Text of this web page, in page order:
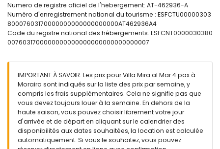
Chambres et salles de bain
2 chambres avec climatisation, chacune avec lit double et
salle de bain en suite
Salle de bain en suite avec lavabo simple, douche et
Extérieur de la villa
Terrain clôturé
Piscine privée en forme de rein mesurant 7m x 4m
Jardin avec arbres et mobilier de jardin avec transats
2 terrasses, dont 1 couverte
Barbecue
Espace de détente extérieur et coin repas extérieur
Numero de registre oficiel de l'hebergement: AT-462936-A
Numéro d'enregistrement national du tourisme : ESFCTU00000303
80007603170000000000000000000AT462936A4
Code du registre national des hébergements: ESFCNT0000030380
0076031700000000000000000000000000007
IMPORTANT À SAVOIR: Les prix pour Villa Mira al Mar 4 pax à
Moraira sont indiqués sur la liste des prix par semaine, y
compris les frais supplémentaires. Cela ne signifie pas que
vous devez toujours louer à la semaine. En dehors de la
haute saison, vous pouvez choisir librement votre jour
d'arrivée et de départ en cliquant sur le calendrier des
disponibilités aux dates souhaitées, la location est calculée
automatiquement. Si vous le souhaitez, vous pouvez